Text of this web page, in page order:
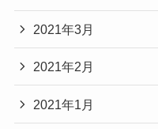
2021年3月
2021年2月
2021年1月